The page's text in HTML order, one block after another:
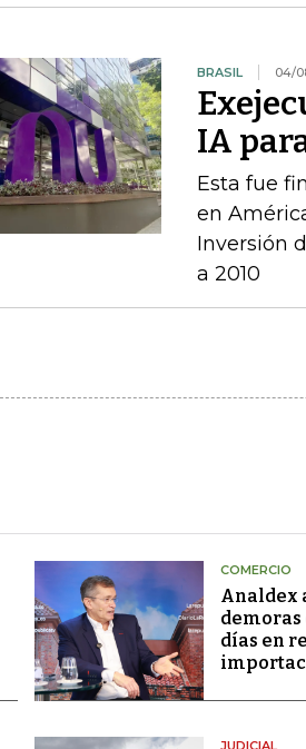
BRASIL 04/
IA
Esta fue
en
Inversión
a 2010
COMERCIO
Analdex
demoras
días en